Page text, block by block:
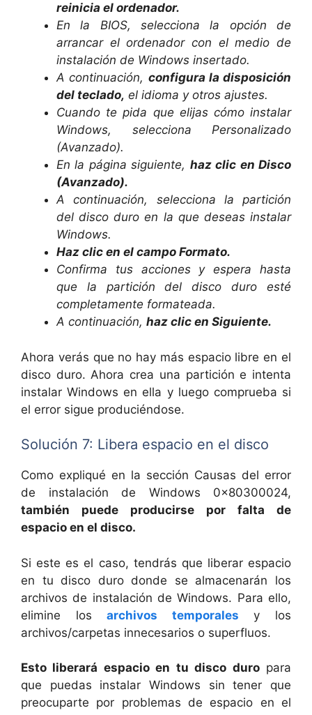
reinicia el ordenador.
En la BIOS, selecciona la opción de
arrancar el ordenador con el medio de
instalación de Windows insertado.
A continuación, configura la disposición
del teclado, el idioma y otros ajustes.
Cuando te pida que elijas cómo instalar
Windows, selecciona Personalizado
(Avanzado).
En la página siguiente, haz clic en Disco
(Avanzado).
A continuación, selecciona la partición
del disco duro en la que deseas instalar
Windows.
Haz clic en el campo Formato.
Confirma tus acciones y espera hasta
que la partición del disco duro esté
completamente formateada.
A continuación, haz clic en Siguiente.
Ahora verás que no hay más espacio libre en el
disco duro. Ahora crea una partición e intenta
instalar Windows en ella y luego comprueba si
el error sigue produciéndose.
Solución 7: Libera espacio en el disco
Como expliqué en la sección Causas del error
de instalación de Windows 0x80300024,
también puede producirse por falta de
espacio en el disco.
Si este es el caso, tendrás que liberar espacio
en tu disco duro donde se almacenarán los
archivos de instalación de Windows. Para ello,
elimine losarchivos temporales y los
archivos/carpetas innecesarios o superfluos.
Esto liberará espacio en tu disco duropara
que puedas instalar Windows sin tener que
preocuparte por problemas de espacio en el